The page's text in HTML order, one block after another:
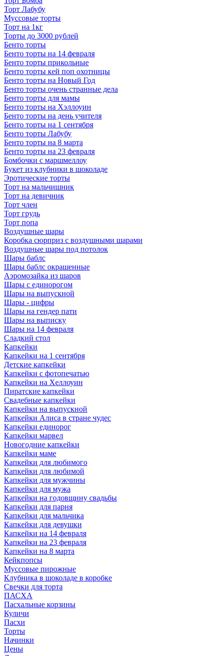
Торт Лабубу
Муссовые торты
Торт на 1кг
Торты до 3000 рублей
Бенто торты
Бенто торты на 14 февраля
Бенто торты прикольные
Бенто торты кей поп охотницы
Бенто торты на Новый Год
Бенто торты очень странные дела
Бенто торты для мамы
Бенто торты на Хэллоуин
Бенто торты на день учителя
Бенто торты на 1 сентября
Бенто торты Лабубу
Бенто торты на 8 марта
Бенто торты на 23 февраля
Бомбочки с маршмеллоу
Букет из клубники в шоколаде
Эротические торты
Торт на мальчишник
Торт на девичник
Торт член
Торт грудь
Торт попа
Воздушные шары
Коробка сюрприз с воздушными шарами
Воздушные шары под потолок
Шары баблс
Шары баблс окрашенные
Аэромозайка из шаров
Шары с единорогом
Шары на выпускной
Шары - цифры
Шары на гендер пати
Шары на выписку
Шары на 14 февраля
Сладкий стол
Капкейки
Капкейки на 1 сентября
Детские капкейки
Капкейки с фотопечатью
Капкейки на Хеллоуин
Пиратские капкейки
Свадебные капкейки
Капкейки на выпускной
Капкейки Алиса в стране чудес
Капкейки единорог
Капкейки марвел
Новогодние капкейки
Капкейки маме
Капкейки для любимого
Капкейки для любимой
Капкейки для мужчины
Капкейки для мужа
Капкейки на годовщину свадьбы
Капкейки для парня
Капкейки для мальчика
Капкейки для девушки
Капкейки на 14 февраля
Капкейки на 23 февраля
Капкейки на 8 марта
Кейкпопсы
Муссовые пирожные
Клубника в шоколаде в коробке
Свечки для торта
ПАСХА
Пасхальные корзины
Куличи
Пасхи
Торты
Начинки
Цены